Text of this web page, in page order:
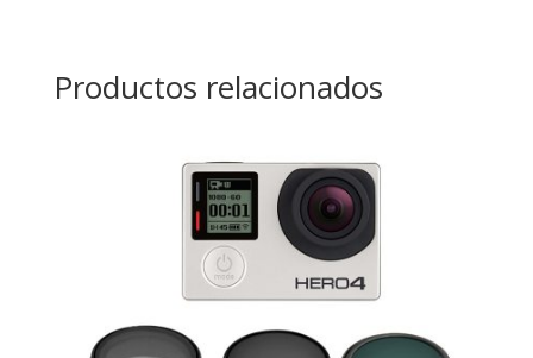
Productos relacionados